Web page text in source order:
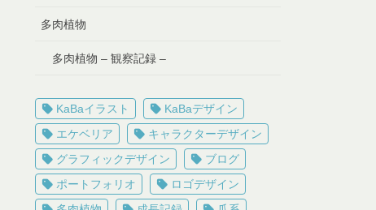
多肉植物
多肉植物 – 観察記録 –
KaBaイラスト
KaBaデザイン
エケベリア
キャラクターデザイン
グラフィックデザイン
ブログ
ポートフォリオ
ロゴデザイン